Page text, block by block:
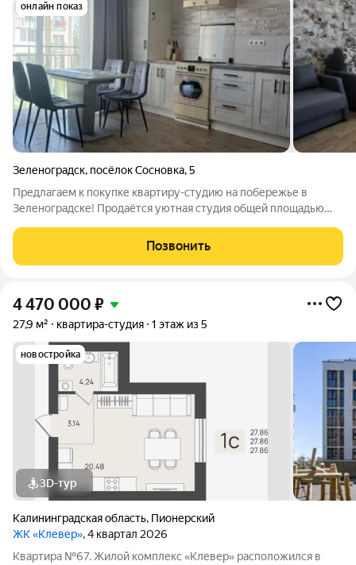
онлайн показ
Зеленоградск, посёлок Сосновка,5
Предлагаем к покупке квартиру-студию на побережье в
Зеленоградске! Продаётся уютная студия общей площадью
моря. Отличный вариант для отдыха или постоянного
проживания. - Светлая, тёплая,
Позвонить
4 470 000 ₽
27,9 м² квартира-студия 1 этаж из 5
новостройка
3D-тур
Калининградская область, Пионерский
ЖК «Клевер», 4 квартал 2026
Квартира №67. Жилой комплекс «Клевер» расположился в